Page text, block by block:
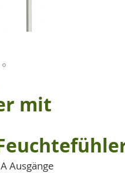
mit
Ausgänge